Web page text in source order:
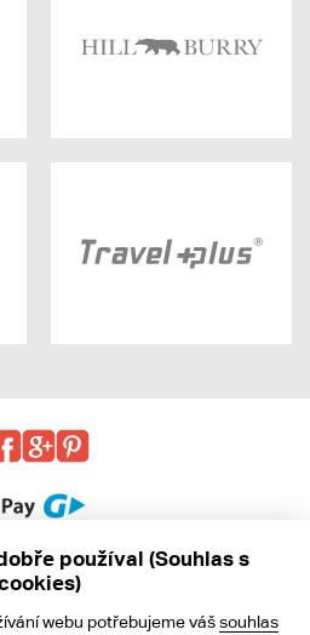
používal (Souhlas s
webu potřebujeme vášsouhlas